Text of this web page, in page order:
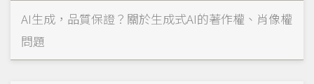
AI生成，品質保證？關於生成式AI的著作權、肖像權
問題